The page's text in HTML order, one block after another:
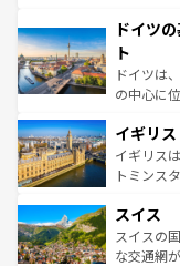
せる。地
ンテンツ
で、幅広
聖堂、美
から魅了
れ、フラ
香り高い
らに、パ
も豊かな
を参照し
ドイツ
ト
ドイツは
の中心に
顔を持つ
ルリンの
してライ
は、お酒好き
ドイツ情
イギリス
イギリス
トミンス
リアごと
ティー、
戦など、
スイス
スイスの
な交通網